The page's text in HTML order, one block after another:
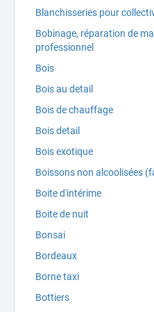
Blanchisseries pour
Bobinage, réparation de
professionnel
Bois
Bois au detail
Bois de chauffage
Bois detail
Bois exotique
Boissons non alcoolisées
Boite d'intérime
Boite de nuit
Bonsai
Bordeaux
Borne taxi
Bottiers